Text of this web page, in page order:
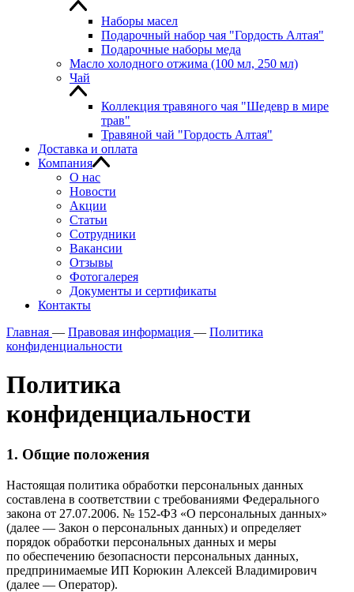
Наборы масел
Подарочный набор чая "Гордость Алтая"
Подарочные наборы меда
Масло холодного отжима (100 мл, 250 мл)
Чай
Коллекция травяного чая "Шедевр в мире
трав"
Травяной чай "Гордость Алтая"
Доставка и оплата
Компания
О нас
Новости
Акции
Статьи
Сотрудники
Вакансии
Отзывы
Фотогалерея
Документы и сертификаты
Контакты
Главная — Правовая информация — Политика
конфиденциальности
Политика
конфиденциальности
1. Общие положения
Настоящая политика обработки персональных данных
составлена в соответствии с требованиями Федерального
закона от 27.07.2006. № 152-ФЗ «О персональных данных»
(далее — Закон о персональных данных) и определяет
порядок обработки персональных данных и меры
по обеспечению безопасности персональных данных,
предпринимаемые ИП Корюкин Алексей Владимирович
(далее — Оператор).